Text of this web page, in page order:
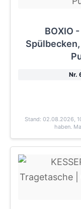
BOXIO
Nr.
Stand: 02.08.2026,
haben.